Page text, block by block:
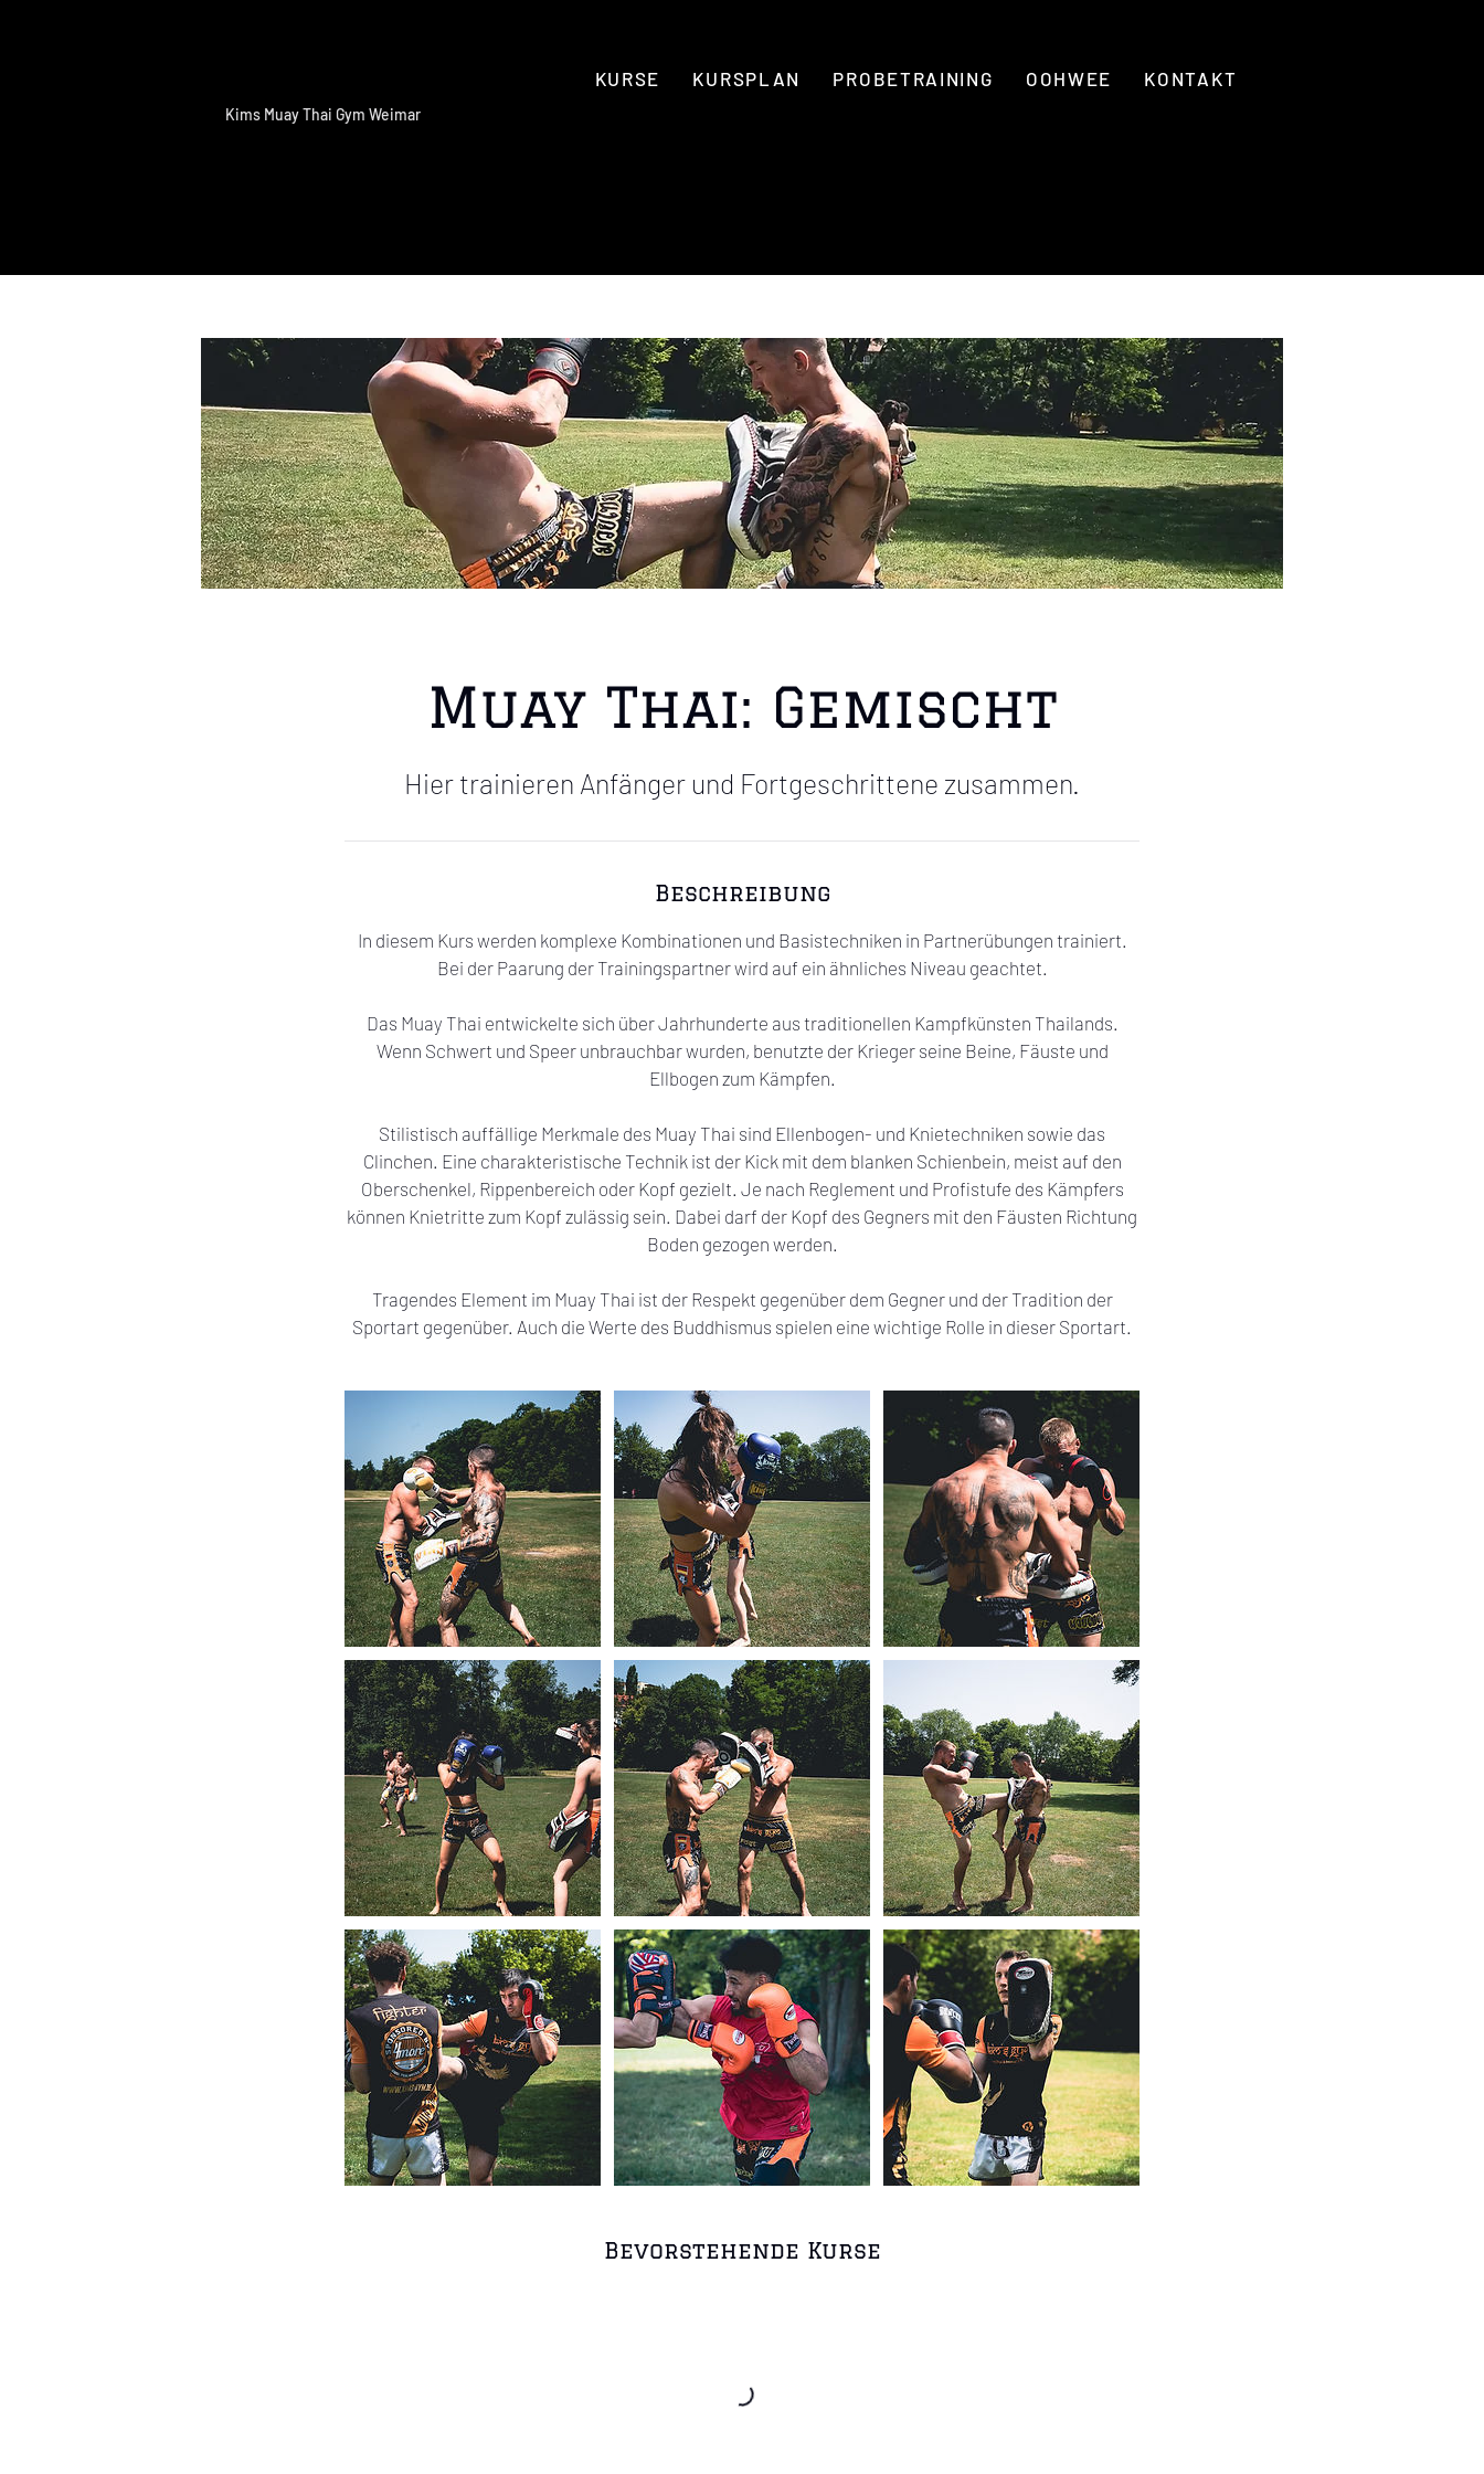
Kims Muay Thai Gym Weimar
KURSE KURSPLAN PROBETRAINING OOHWEE KONTAKT
Muay Thai: Gemischt
Hier trainieren Anfänger und Fortgeschrittene zusammen.
Beschreibung
In diesem Kurs werden komplexe Kombinationen und Basistechniken in Partnerübungen trainiert.
Bei der Paarung der Trainingspartner wird auf ein ähnliches Niveau geachtet.
Das Muay Thai entwickelte sich über Jahrhunderte aus traditionellen Kampfkünsten Thailands.
Wenn Schwert und Speer unbrauchbar wurden, benutzte der Krieger seine Beine, Fäuste und
Ellbogen zum Kämpfen.
Stilistisch auffällige Merkmale des Muay Thai sind Ellenbogen- und Knietechniken sowie das
Clinchen. Eine charakteristische Technik ist der Kick mit dem blanken Schienbein, meist auf den
Oberschenkel, Rippenbereich oder Kopf gezielt. Je nach Reglement und Profistufe des Kämpfers
können Knietritte zum Kopf zulässig sein. Dabei darf der Kopf des Gegners mit den Fäusten Richtung
Boden gezogen werden.
Tragendes Element im Muay Thai ist der Respekt gegenüber dem Gegner und der Tradition der
Sportart gegenüber. Auch die Werte des Buddhismus spielen eine wichtige Rolle in dieser Sportart.
Bevorstehende Kurse